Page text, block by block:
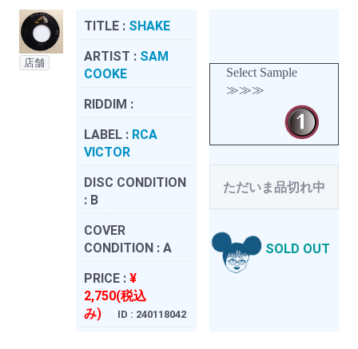
店舗
TITLE : SHAKE
ARTIST : SAM
COOKE
RIDDIM :
LABEL : RCA
VICTOR
DISC CONDITION
: B
COVER
CONDITION : A
PRICE : ¥
2,750(税込
み)
ID : 240118042
Select Sample
≫≫≫
ただいま品切れ中
SOLD OUT